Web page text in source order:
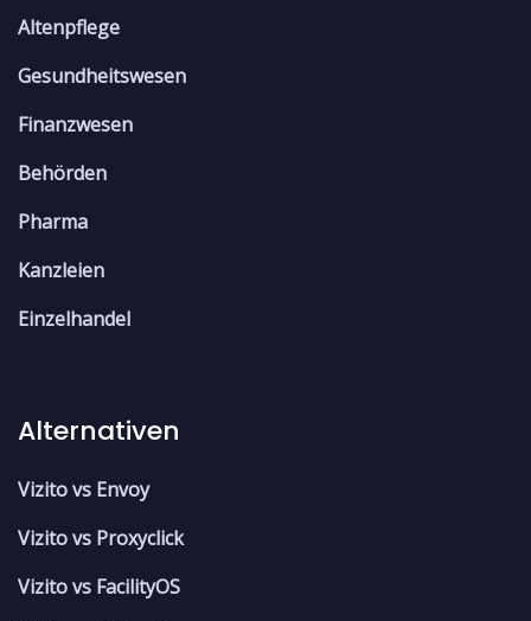
Altenpflege
Gesundheitswesen
Finanzwesen
Behörden
Pharma
Kanzleien
Einzelhandel
Alternativen
Vizito vs Envoy
Vizito vs Proxyclick
Vizito vs FacilityOS